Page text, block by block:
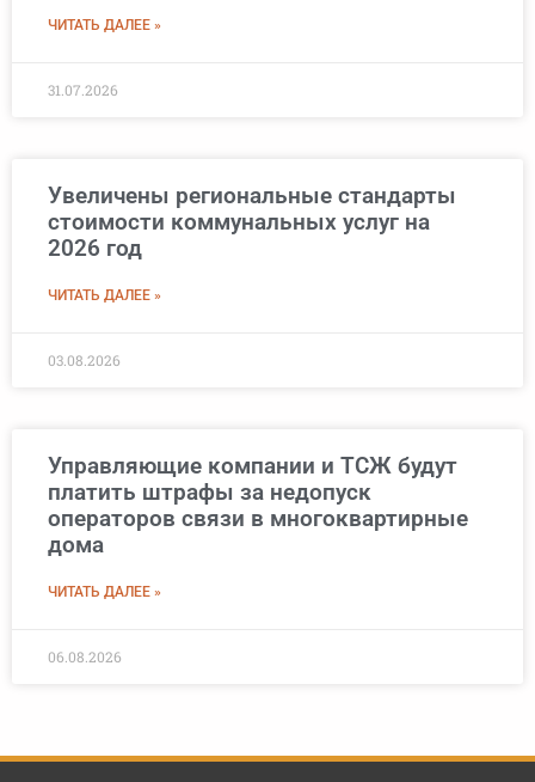
ЧИТАТЬ ДАЛЕЕ »
31.07.2026
Увеличены региональные стандарты
стоимости коммунальных услуг на
2026 год
ЧИТАТЬ ДАЛЕЕ »
03.08.2026
Управляющие компании и ТСЖ будут
платить штрафы за недопуск
операторов связи в многоквартирные
дома
ЧИТАТЬ ДАЛЕЕ »
06.08.2026